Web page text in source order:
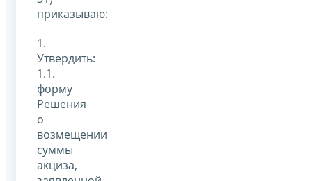
приказываю:
1.
Утвердить:
1.1.
форму
Решения
о
возмещении
суммы
акциза,